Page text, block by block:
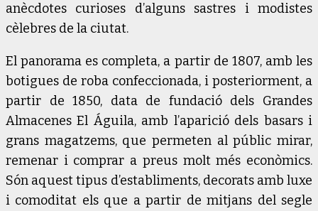
anècdotes curioses d’alguns sastres i modistes
cèlebres de la ciutat.
El panorama es completa, a partir de 1807, amb les
botigues de roba confeccionada, i posteriorment, a
partir de 1850, data de fundació dels Grandes
Almacenes El Águila, amb l’aparició dels basars i
grans magatzems, que permeten al públic mirar,
remenar i comprar a preus molt més econòmics.
Són aquest tipus d’establiments, decorats amb luxe
i comoditat els que a partir de mitjans del segle